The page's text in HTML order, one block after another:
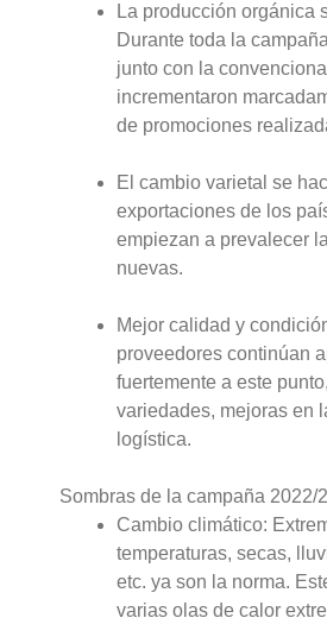
La producción orgánica
Durante toda la
junto con la
incrementaron
de promociones
El cambio varietal se
exportaciones de los
empiezan a prevalecer
nuevas.
Mejor calidad y
proveedores continúan
fuertemente a este
variedades, mejoras en
logística.
Sombras de la campaña 2022/
Cambio climático:
temperaturas, secas,
etc. ya son la norma.
varias olas de calor